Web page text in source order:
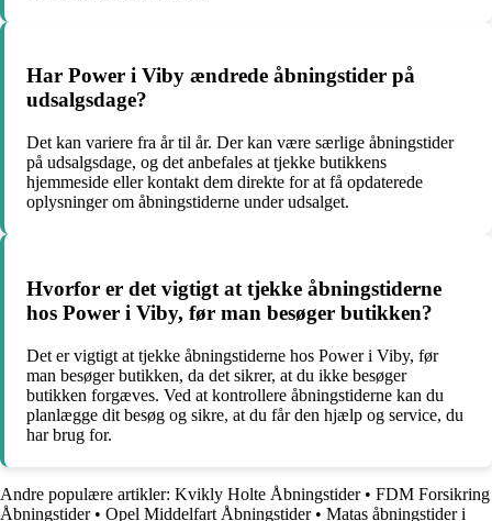
Har Power i Viby ændrede åbningstider på
udsalgsdage?
Det kan variere fra år til år. Der kan være særlige åbningstider
på udsalgsdage, og det anbefales at tjekke butikkens
hjemmeside eller kontakt dem direkte for at få opdaterede
oplysninger om åbningstiderne under udsalget.
Hvorfor er det vigtigt at tjekke åbningstiderne
hos Power i Viby, før man besøger butikken?
Det er vigtigt at tjekke åbningstiderne hos Power i Viby, før
man besøger butikken, da det sikrer, at du ikke besøger
butikken forgæves. Ved at kontrollere åbningstiderne kan du
planlægge dit besøg og sikre, at du får den hjælp og service, du
har brug for.
Andre populære artikler: Kvikly Holte Åbningstider• FDM Forsikring
Åbningstider• Opel Middelfart Åbningstider• Matas åbningstider i